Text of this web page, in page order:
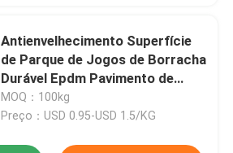
Antienvelhecimento Superfície
de Parque de Jogos de Borracha
Durável Epdm Pavimento de
Parque de Jogos
MOQ：100kg
Preço：USD 0.95-USD 1.5/KG